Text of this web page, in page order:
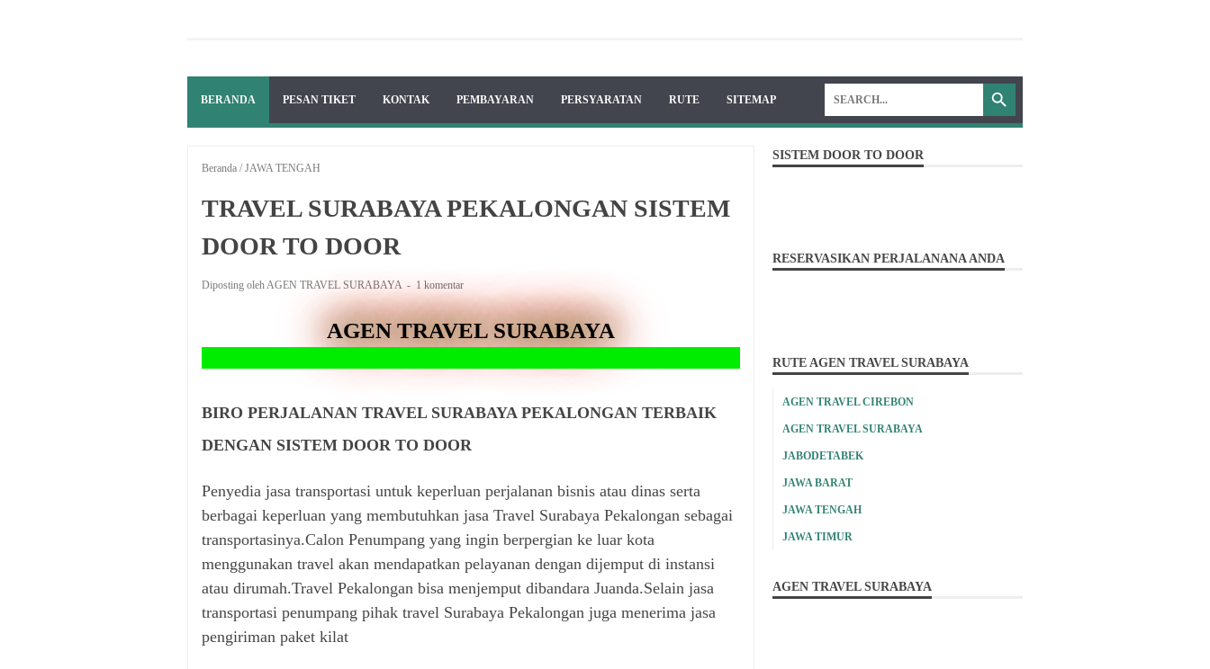
BERANDA PESAN TIKET KONTAK PEMBAYARAN PERSYARATAN RUTE SITEMAP
Beranda /JAWA TENGAH
TRAVEL SURABAYA PEKALONGAN SISTEM
DOOR TO DOOR
Diposting oleh AGEN TRAVEL SURABAYA 1 komentar
AGEN TRAVEL SURABAYA
Solusi terbaik perjalanan anda ...!!
BIRO PERJALANAN TRAVEL SURABAYA PEKALONGAN TERBAIK
DENGAN SISTEM DOOR TO DOOR
Penyedia jasa transportasi untuk keperluan perjalanan bisnis atau dinas serta
berbagai keperluan yang membutuhkan jasa Travel Surabaya Pekalongan sebagai
transportasinya.Calon Penumpang yang ingin berpergian ke luar kota
menggunakan travel akan mendapatkan pelayanan dengan dijemput di instansi
atau dirumah.Travel Pekalongan bisa menjemput dibandara Juanda.Selain jasa
transportasi penumpang pihak travel Surabaya Pekalongan juga menerima jasa
pengiriman paket kilat
SISTEM DOOR TO DOOR
RESERVASIKAN PERJALANANA ANDA
RUTE AGEN TRAVEL SURABAYA
AGEN TRAVEL CIREBON
AGEN TRAVEL SURABAYA
JABODETABEK
JAWA BARAT
JAWA TENGAH
JAWA TIMUR
AGEN TRAVEL SURABAYA